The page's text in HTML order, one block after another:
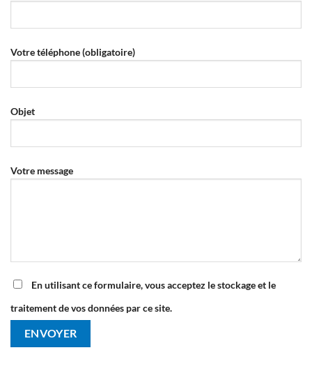
Votre téléphone (obligatoire)
Objet
Votre message
En utilisant ce formulaire, vous acceptez le stockage et le
traitement de vos données par ce site.